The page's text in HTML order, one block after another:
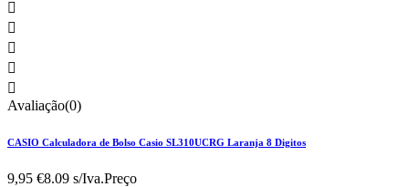





Avaliação(0)
CASIO Calculadora de Bolso Casio SL310UCRG Laranja 8 Digitos
9,95 €8.09 s/Iva.Preço